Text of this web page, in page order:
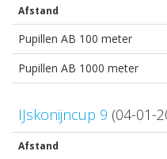
Afstand
Pupillen AB 100 meter
Pupillen AB 1000 meter
IJskonijncup 9 (04-01-
Afstand